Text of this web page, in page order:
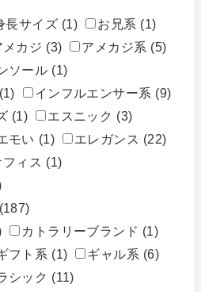
長サイズ (1) お兄系 (1)
メカジ (3) アメカジ系 (5)
ソール (1)
(1) インフルエンサー系 (9)
(1) エスニック (3)
モい (1) エレガンス (22)
フィス (1)
(187)
カトラリーブランド (1)
フト系 (1) ギャル系 (6)
シック (11)